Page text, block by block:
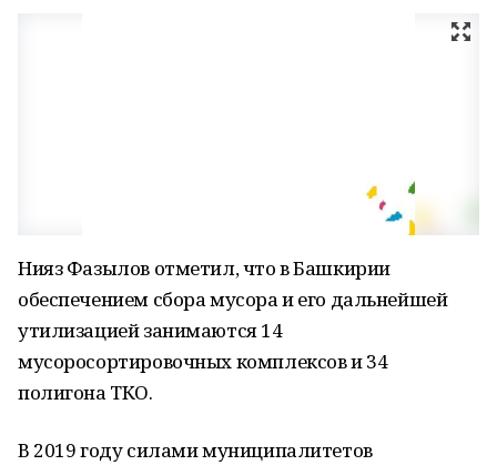
Нияз Фазылов отметил, что в Башкирии
обеспечением сбора мусора и его дальнейшей
утилизацией занимаются 14
мусоросортировочных комплексов и 34
полигона ТКО.
В 2019 году силами муниципалитетов